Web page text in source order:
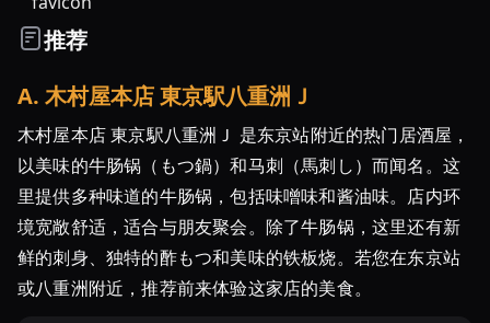
の
「博
多
も
つ
鍋」
が
味
推荐
A. 木村屋本店 東京駅八重洲Ｊ
木村屋本店 東京駅八重洲Ｊ 是东京站附近的热门居酒屋，
以美味的牛肠锅（もつ鍋）和马刺（馬刺し）而闻名。这
里提供多种味道的牛肠锅，包括味噌味和酱油味。店内环
境宽敞舒适，适合与朋友聚会。除了牛肠锅，这里还有新
鲜的刺身、独特的酢もつ和美味的铁板烧。若您在东京站
或八重洲附近，推荐前来体验这家店的美食。